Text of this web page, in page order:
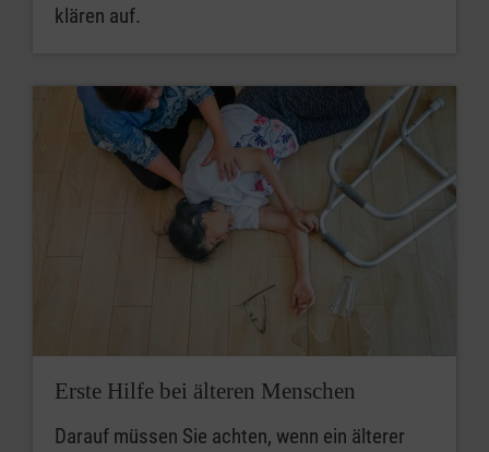
klären auf.
Erste Hilfe bei älteren Menschen
Darauf müssen Sie achten, wenn ein älterer